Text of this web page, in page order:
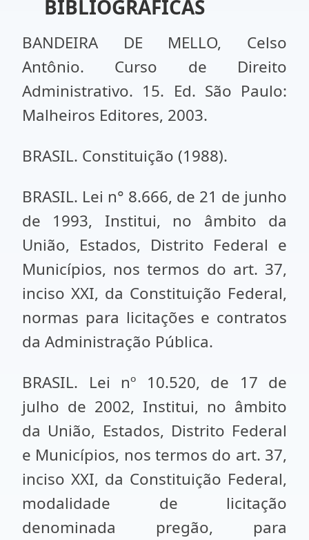
BIBLIOGRÁFICAS
BANDEIRA DE MELLO, Celso
Antônio. Curso de Direito
Administrativo. 15. Ed. São Paulo:
Malheiros Editores, 2003.
BRASIL. Constituição (1988).
BRASIL. Lei n° 8.666, de 21 de junho
de 1993, Institui, no âmbito da
União, Estados, Distrito Federal e
Municípios, nos termos do art. 37,
inciso XXI, da Constituição Federal,
normas para licitações e contratos
da Administração Pública.
BRASIL. Lei nº 10.520, de 17 de
julho de 2002, Institui, no âmbito
da União, Estados, Distrito Federal
e Municípios, nos termos do art. 37,
inciso XXI, da Constituição Federal,
modalidade de licitação
denominada pregão, para